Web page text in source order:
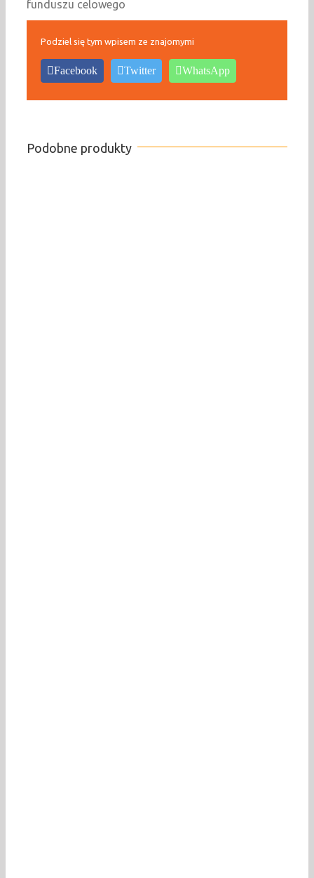
funduszu celowego
Podziel się tym wpisem ze znajomymi
Facebook Twitter WhatsApp
Podobne produkty